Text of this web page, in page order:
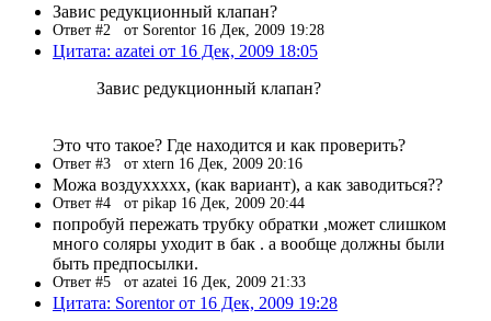
Завис редукционный клапан?
Ответ #2 от Sorentor 16 Дек, 2009 19:28
Цитата: azatei от 16 Дек, 2009 18:05
Завис редукционный клапан?
Это что такое? Где находится и как проверить?
Ответ #3 от xtern 16 Дек, 2009 20:16
Можа воздуххххх, (как вариант), а как заводиться??
Ответ #4 от pikap 16 Дек, 2009 20:44
попробуй пережать трубку обратки ,может слишком
много соляры уходит в бак . а вообще должны были
быть предпосылки.
Ответ #5 от azatei 16 Дек, 2009 21:33
Цитата: Sorentor от 16 Дек, 2009 19:28